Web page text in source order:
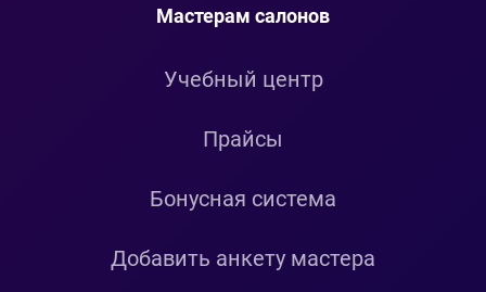
Мастерам салонов
Учебный центр
Прайсы
Бонусная система
Добавить анкету мастера